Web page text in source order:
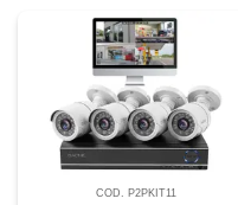
COD. P2PKIT11